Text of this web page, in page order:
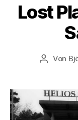
Lost
Von